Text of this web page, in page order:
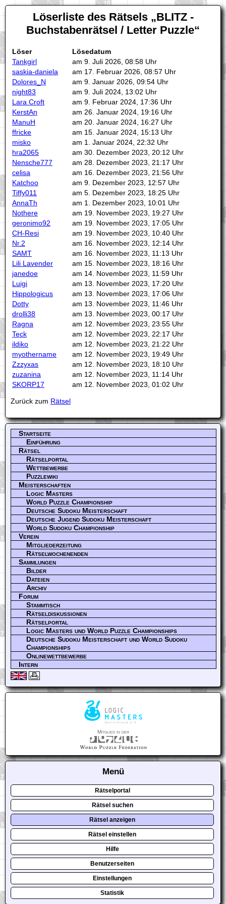
Löserliste des Rätsels
BLITZ -
Buchstabenrätsel / Letter Puzzle
Löser
Lösedatum
Tankgirl
am 9. Juli 2026, 08:58 Uhr
saskia-daniela
am 17. Februar 2026, 08:57 Uhr
Dolores_N
am 9. Januar 2026, 09:54 Uhr
night83
am 9. Juli 2024, 13:02 Uhr
Lara Croft
am 9. Februar 2024, 17:36 Uhr
KerstAn
am 26. Januar 2024, 19:16 Uhr
ManuH
am 20. Januar 2024, 16:27 Uhr
ffricke
am 15. Januar 2024, 15:13 Uhr
misko
am 1. Januar 2024, 22:32 Uhr
hra2065
am 30. Dezember 2023, 20:12 Uhr
Nensche777
am 28. Dezember 2023, 21:17 Uhr
celisa
am 16. Dezember 2023, 21:56 Uhr
Katchoo
am 9. Dezember 2023, 12:57 Uhr
Tiffy011
am 5. Dezember 2023, 18:25 Uhr
AnnaTh
am 1. Dezember 2023, 10:01 Uhr
Nothere
am 19. November 2023, 19:27 Uhr
geronimo92
am 19. November 2023, 17:05 Uhr
CH-Resi
am 19. November 2023, 10:40 Uhr
Nr.2
am 16. November 2023, 12:14 Uhr
SAMT
am 16. November 2023, 11:13 Uhr
Lili Lavender
am 15. November 2023, 18:16 Uhr
janedoe
am 14. November 2023, 11:59 Uhr
Luigi
am 13. November 2023, 17:20 Uhr
Hippologicus
am 13. November 2023, 17:06 Uhr
Dotty
am 13. November 2023, 11:46 Uhr
drolli38
am 13. November 2023, 00:17 Uhr
Ragna
am 12. November 2023, 23:55 Uhr
Teck
am 12. November 2023, 22:17 Uhr
ildiko
am 12. November 2023, 21:22 Uhr
myothername
am 12. November 2023, 19:49 Uhr
Zzzyxas
am 12. November 2023, 18:10 Uhr
zuzanina
am 12. November 2023, 11:14 Uhr
SKORP17
am 12. November 2023, 01:02 Uhr
Zurück zum Rätsel
Startseite
Einführung
Rätsel
Rätselportal
Wettbewerbe
Puzzlewiki
Meisterschaften
Logic Masters
World Puzzle Championship
Deutsche Sudoku Meisterschaft
Deutsche Jugend Sudoku Meisterschaft
World Sudoku Championship
Verein
Mitgliederzeitung
Rätselwochenenden
Sammlungen
Bilder
Dateien
Archiv
Forum
Stammtisch
Rätseldiskussionen
Rätselportal
Logic Masters und World Puzzle Championships
Deutsche Sudoku Meisterschaft und World Sudoku
Championships
Onlinewettbewerbe
Intern
Mitglied in der
Menü
Rätselportal
Rätsel suchen
Rätsel anzeigen
Rätsel einstellen
Hilfe
Benutzerseiten
Einstellungen
Statistik